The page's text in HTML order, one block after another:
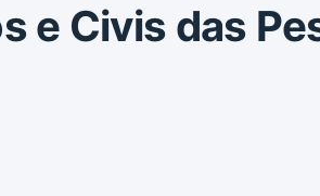
e Civis das